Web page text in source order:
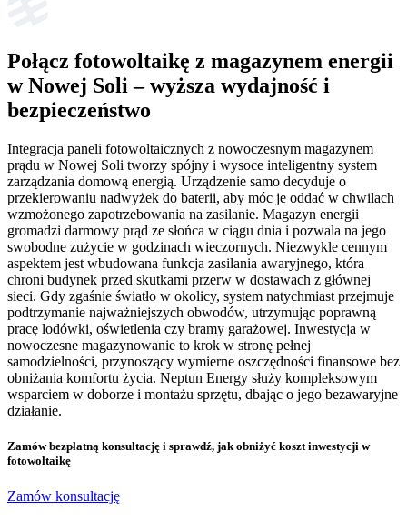
Połącz fotowoltaikę z magazynem energii
w Nowej Soli – wyższa wydajność i
bezpieczeństwo
Integracja paneli fotowoltaicznych z nowoczesnym magazynem
prądu w Nowej Soli tworzy spójny i wysoce inteligentny system
zarządzania domową energią. Urządzenie samo decyduje o
przekierowaniu nadwyżek do baterii, aby móc je oddać w chwilach
wzmożonego zapotrzebowania na zasilanie. Magazyn energii
gromadzi darmowy prąd ze słońca w ciągu dnia i pozwala na jego
swobodne zużycie w godzinach wieczornych. Niezwykle cennym
aspektem jest wbudowana funkcja zasilania awaryjnego, która
chroni budynek przed skutkami przerw w dostawach z głównej
sieci. Gdy zgaśnie światło w okolicy, system natychmiast przejmuje
podtrzymanie najważniejszych obwodów, utrzymując poprawną
pracę lodówki, oświetlenia czy bramy garażowej. Inwestycja w
nowoczesne magazynowanie to krok w stronę pełnej
samodzielności, przynoszący wymierne oszczędności finansowe bez
obniżania komfortu życia. Neptun Energy służy kompleksowym
wsparciem w doborze i montażu sprzętu, dbając o jego bezawaryjne
działanie.
Zamów bezpłatną konsultację i sprawdź, jak obniżyć koszt inwestycji w
fotowoltaikę
Zamów konsultację